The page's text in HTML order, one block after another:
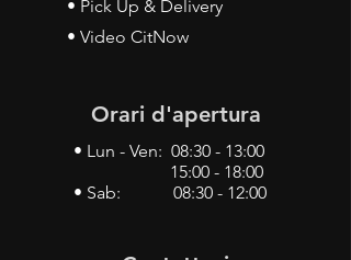
• Pick Up & Delivery
• Video CitNow
Orari d'apertura
• Lun - Ven: 08:30 - 13:00
15:00 - 18:00
• Sab: 08:30 - 12:00